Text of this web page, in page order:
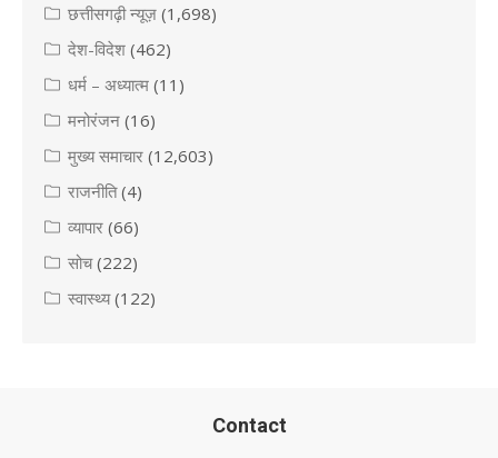
छत्तीसगढ़ी न्यूज़ (1,698)
देश-विदेश (462)
धर्म – अध्यात्म (11)
मनोरंजन (16)
मुख्य समाचार (12,603)
राजनीति(4)
व्यापार (66)
सोच(222)
स्वास्थ्य(122)
Contact